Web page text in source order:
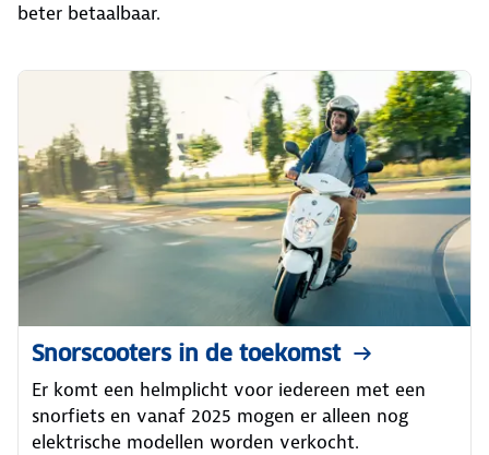
beter betaalbaar.
Snorscooters in de toekomst
Er komt een helmplicht voor iedereen met een
snorfiets en vanaf 2025 mogen er alleen nog
elektrische modellen worden verkocht.